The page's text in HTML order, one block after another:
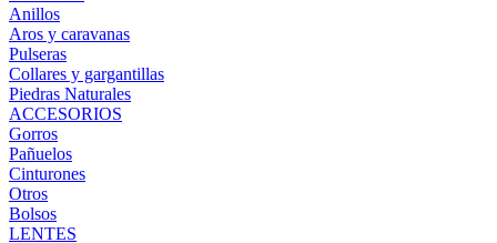
Anillos
Aros y caravanas
Pulseras
Collares y gargantillas
Piedras Naturales
ACCESORIOS
Gorros
Pañuelos
Cinturones
Otros
Bolsos
LENTES